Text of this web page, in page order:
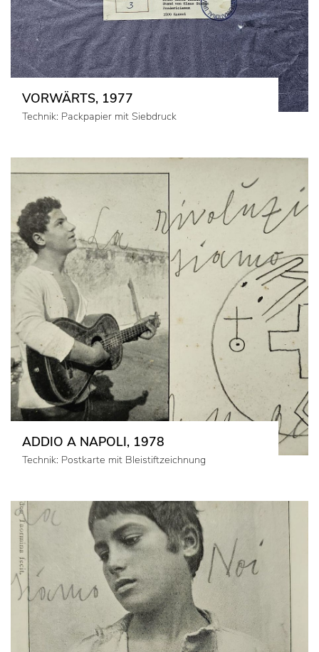
VORWÄRTS, 1977
Technik: Packpapier mit Siebdruck
ADDIO A NAPOLI, 1978
Technik: Postkarte mit Bleistiftzeichnung